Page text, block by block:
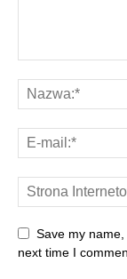
Save my
next time I